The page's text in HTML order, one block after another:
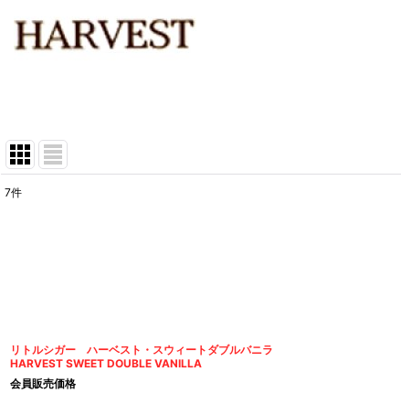
7件
リトルシガー ハーベスト・スウィートダブルバニラ
HARVEST SWEET DOUBLE VANILLA
会員販売価格